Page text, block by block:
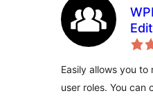
Easily allows you to
user roles. You can